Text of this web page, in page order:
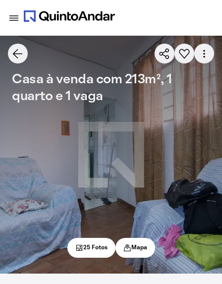
Casa à venda com 213m², 1
quarto e 1 vaga
25 Fotos Mapa